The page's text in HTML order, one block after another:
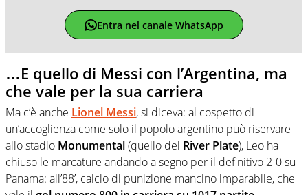
Entra nel canale WhatsApp
…E quello di Messi con l’Argentina, ma
che vale per la sua carriera
Ma c’è anche Lionel Messi, si diceva: al cospetto di
un’accoglienza come solo il popolo argentino può riservare
allo stadio Monumental(quello del River Plate), Leo ha
chiuso le marcature andando a segno per il definitivo 2-0 su
Panama: all’88’, calcio di punizione mancino imparabile, che